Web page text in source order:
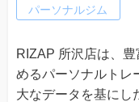
パーソナルジム
RIZAP 所沢店は、
めるパーソナルトレ
大なデータを基にし